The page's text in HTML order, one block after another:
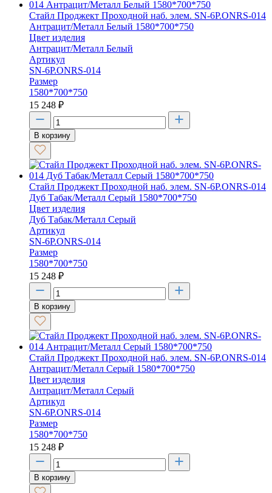
Стайл Проджект Проходной наб. элем. SN-6P.ONRS-014
Антрацит/Металл Белый 1580*700*750
Цвет изделия
Антрацит/Металл Белый
Артикул
SN-6P.ONRS-014
Размер
1580*700*750
15 248 ₽
В корзину
Стайл Проджект Проходной наб. элем. SN-6P.ONRS-014
Дуб Табак/Металл Серый 1580*700*750
Цвет изделия
Дуб Табак/Металл Серый
Артикул
SN-6P.ONRS-014
Размер
1580*700*750
15 248 ₽
В корзину
Стайл Проджект Проходной наб. элем. SN-6P.ONRS-014
Антрацит/Металл Серый 1580*700*750
Цвет изделия
Антрацит/Металл Серый
Артикул
SN-6P.ONRS-014
Размер
1580*700*750
15 248 ₽
В корзину